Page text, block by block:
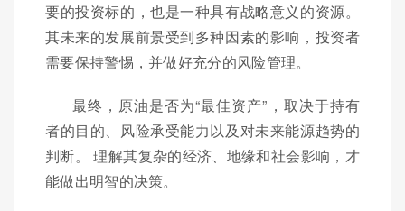
要的投资标的，也是一种具有战略意义的资源。
其未来的发展前景受到多种因素的影响，投资者
需要保持警惕，并做好充分的风险管理。
最终，原油是否为“最佳资产”，取决于持有
者的目的、风险承受能力以及对未来能源趋势的
判断。 理解其复杂的经济、地缘和社会影响，才
能做出明智的决策。